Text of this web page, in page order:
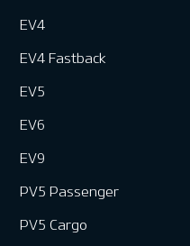
EV4
EV4 Fastback
EV5
EV6
EV9
PV5 Passenger
PV5 Cargo